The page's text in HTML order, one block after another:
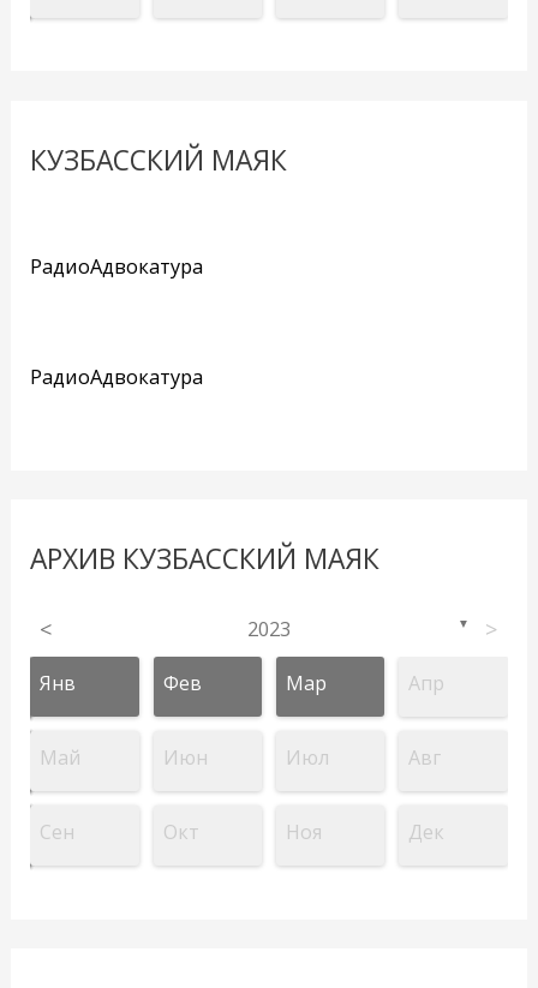
КУЗБАССКИЙ МАЯК
РадиоАдвокатура
РадиоАдвокатура
АРХИВ КУЗБАССКИЙ МАЯК
< 2023 ▼ >
Янв Фев Мар Апр
Май Июн Июл Авг
Сен Окт Ноя Дек